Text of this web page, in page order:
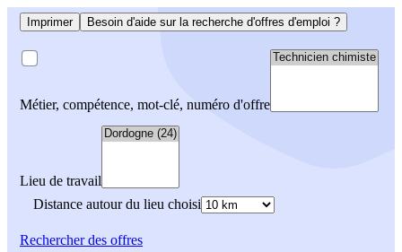
Imprimer Besoin d'aide sur la recherche d'offres d'emploi ?
Métier, compétence, mot-clé, numéro d'offre
Lieu de travail
Distance autour du lieu choisi
Rechercherdes offres